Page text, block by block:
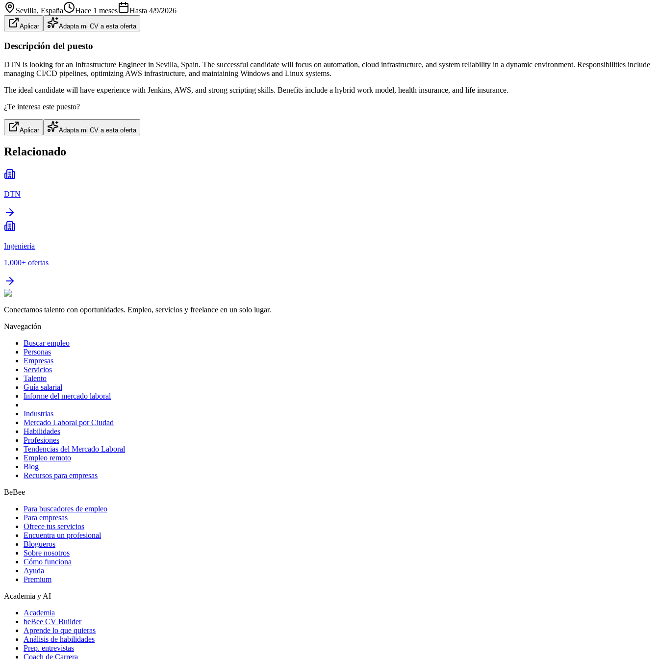
Sevilla, España Hace 1 meses Hasta 4/9/2026
Aplicar Adapta mi CV a esta oferta
Descripción del puesto
DTN is looking for an Infrastructure Engineer in Sevilla, Spain. The successful candidate will focus on automation, cloud infrastructure, and system reliability in a dynamic environment. Responsibilities include
managing CI/CD pipelines, optimizing AWS infrastructure, and maintaining Windows and Linux systems.
The ideal candidate will have experience with Jenkins, AWS, and strong scripting skills. Benefits include a hybrid work model, health insurance, and life insurance.
¿Te interesa este puesto?
Aplicar Adapta mi CV a esta oferta
Relacionado
DTN
Ingeniería
1,000+ ofertas
Conectamos talento con oportunidades. Empleo, servicios y freelance en un solo lugar.
Navegación
Buscar empleo
Personas
Empresas
Servicios
Talento
Guía salarial
Informe del mercado laboral
Industrias
Mercado Laboral por Ciudad
Habilidades
Profesiones
Tendencias del Mercado Laboral
Empleo remoto
Blog
Recursos para empresas
BeBee
Para buscadores de empleo
Para empresas
Ofrece tus servicios
Encuentra un profesional
Blogueros
Sobre nosotros
Cómo funciona
Ayuda
Premium
Academia y AI
Academia
beBee CV Builder
Aprende lo que quieras
Análisis de habilidades
Prep. entrevistas
Coach de Carrera